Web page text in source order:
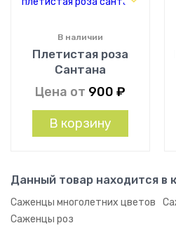
Плетистая роза
Сантана
В наличии
Цена от 900 ₽
В корзину
Данный товар находится в
Саженцы многолетних цветов
Саженцы роз